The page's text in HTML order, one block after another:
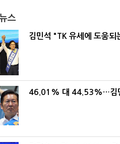
스
김민석 "TK 유세에 도움
46.01% 대 44.53%…김